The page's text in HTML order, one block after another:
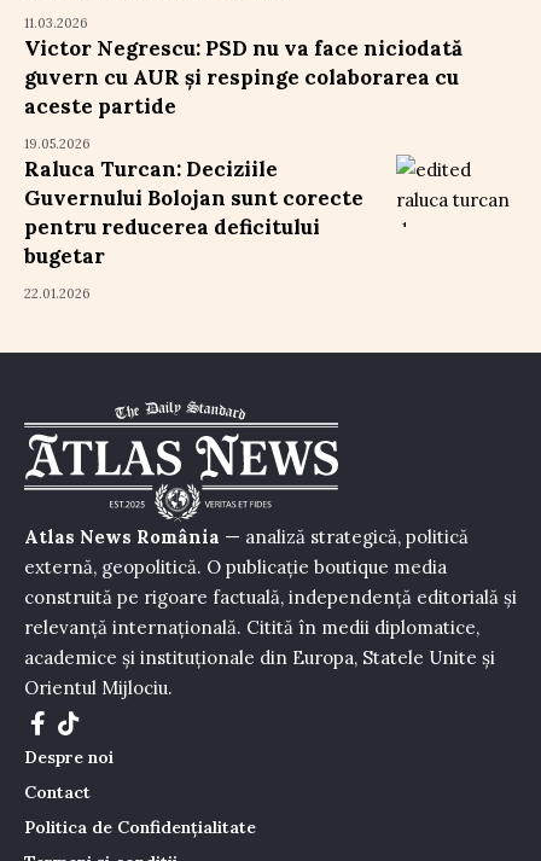
11.03.2026
Victor Negrescu: PSD nu va face niciodată
guvern cu AUR și respinge colaborarea cu
aceste partide
19.05.2026
Raluca Turcan: Deciziile
Guvernului Bolojan sunt corecte
pentru reducerea deficitului
bugetar
22.01.2026
Atlas News România — analiză strategică, politică
externă, geopolitică. O publicație boutique media
construită pe rigoare factuală, independență editorială și
relevanță internațională. Citită în medii diplomatice,
academice și instituționale din Europa, Statele Unite și
Orientul Mijlociu.
Despre noi
Contact
Politica de Confidențialitate